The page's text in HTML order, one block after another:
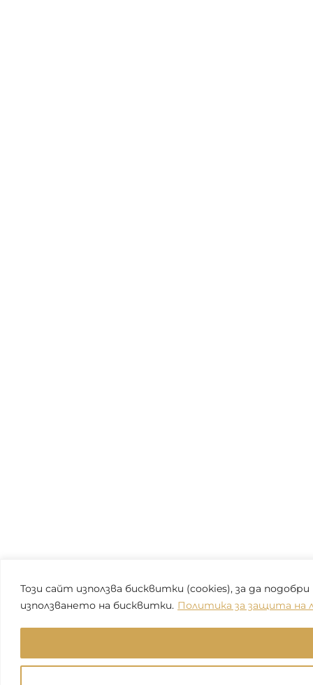
Този сайт използва бисквитки (cookies), за да
използването на бисквитки. Политика за защита на